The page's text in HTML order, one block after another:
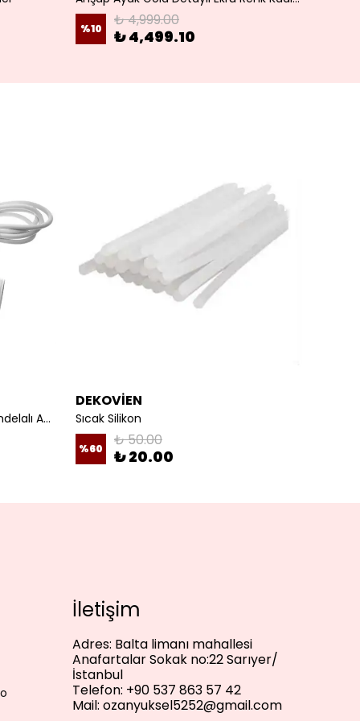
%10 ₺ 4,999.00
₺ 4,499.10
Seyyar Fişli Kablo E27 Duylu Rondelalı Anahtarlı Kablo Arapuarlı Abajur Kablo Beyaz
DEKOVİEN
Sıcak Silikon
%60 ₺ 50.00
₺ 20.00
İletişim
Adres: Balta limanı mahallesi
Anafartalar Sokak no:22 Sarıyer/
İstanbul
Telefon: +90 537 863 57 42
Mail: ozanyuksel5252@gmail.com